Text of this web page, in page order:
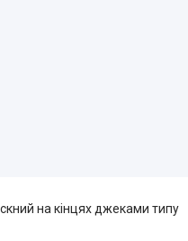
на кінцях джеками типу